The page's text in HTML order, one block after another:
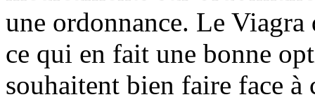
une ordonnance. Le Viagra
ce qui en fait une bonne
souhaitent bien faire face à